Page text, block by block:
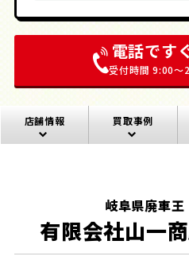
電話です
受付時間 9:00〜
店舗情報 買取事例
岐阜県廃車
有限会社山一